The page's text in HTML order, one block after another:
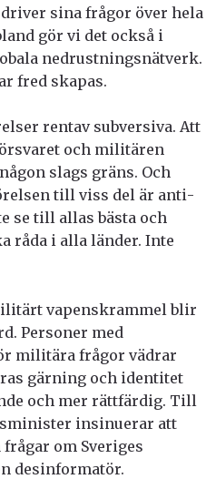
sina frågor över hela
gör vi det också i
nedrustningsnätverk.
fred skapas.
rentav subversiva. Att
och militären
slags gräns. Och
till viss del är anti­
se till allas bästa och
råda i alla länder. Inte
vapenskrammel blir
Personer med
militära frågor vädrar
gärning och identitet
och mer rättfärdig. Till
insinuerar att
om Sveriges
desinformatör.